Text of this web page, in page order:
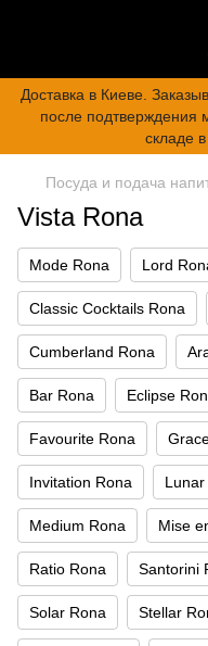
Доставка в Киеве.
после подтверждения
складе
Посуда и подача
Vista Rona
Mode Rona Lord
Classic Cocktails Rona
Cumberland Rona
Bar Rona Eclipse
Favourite Rona
Invitation Rona Lunar
Medium Rona Mise
Ratio Rona Santorini
Solar Rona Stellar